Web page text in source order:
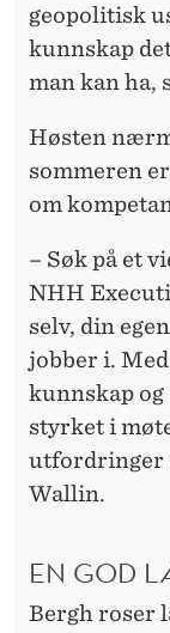
geopolitisk
kunnskap
man kan ha,
Høsten
sommeren
om
– Søk på et
NHH
selv, din
jobber i.
kunnskap
styrket i
utfordringer
Wallin.
EN GOD
Bergh roser